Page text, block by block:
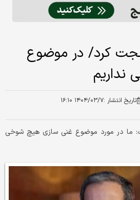
کرد/ در موضوع
تاریخ انتشار :۱۴۰۴/۰۳/۷ ۱۶:۱۰
ما در مورد موضوع غنی سازی هیچ شوخی